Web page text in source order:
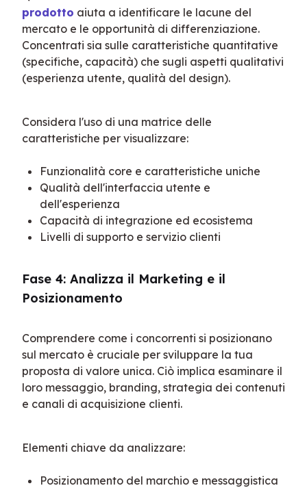
prodotto aiuta a identificare le lacune del
mercato e le opportunità di differenziazione.
Concentrati sia sulle caratteristiche quantitative
(specifiche, capacità) che sugli aspetti qualitativi
(esperienza utente, qualità del design).
Considera l'uso di una matrice delle
caratteristiche per visualizzare:
Funzionalità core e caratteristiche uniche
Qualità dell'interfaccia utente e
dell'esperienza
Capacità di integrazione ed ecosistema
Livelli di supporto e servizio clienti
Fase 4: Analizza il Marketing e il
Posizionamento
Comprendere come i concorrenti si posizionano
sul mercato è cruciale per sviluppare la tua
proposta di valore unica. Ciò implica esaminare il
loro messaggio, branding, strategia dei contenuti
e canali di acquisizione clienti.
Elementi chiave da analizzare:
Posizionamento del marchio e messaggistica